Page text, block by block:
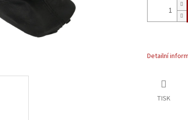
Detailní
TISK